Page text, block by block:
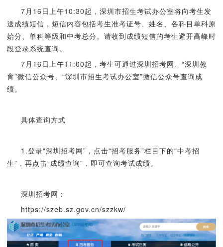
7月16日上午10:30起，深圳市招生考试办公室将向考生发
送成绩短信，短信内容包括考生准考证号、姓名、各科目单科原
始分、单科等级和中考总分。请收到成绩短信的考生避开高峰时
段登录系统查询。
7月16日上午11:00起，考生可通过深圳招考网、“深圳教
育”微信公众号、“深圳市招生考试办公室”微信公众号查询成
绩。
具体查询方式
1.登录“深圳招考网”，点击“招考服务”栏目下的“中考招
生”，再点击“成绩查询”，即可查询考试成绩。
深圳招考网：
https://szeb.sz.gov.cn/szzkw/